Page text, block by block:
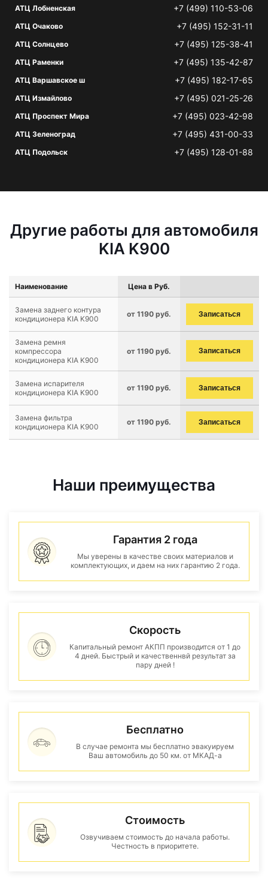
АТЦ Лобненская +7 (499) 110-53-06
АТЦ Очаково +7 (495) 152-31-11
АТЦ Солнцево +7 (495) 125-38-41
АТЦ Раменки +7 (495) 135-42-87
АТЦ Варшавское ш +7 (495) 182-17-65
АТЦ Измайлово +7 (495) 021-25-26
АТЦ Проспект Мира +7 (495) 023-42-98
АТЦ Зеленоград +7 (495) 431-00-33
АТЦ Подольск +7 (495) 128-01-88
Другие работы для автомобиля
KIA K900
Наименование Цена в Руб.
Замена заднего контура
кондиционера KIA K900
от 1190 руб. Записаться
Замена ремня
компрессора
кондиционера KIA K900
от 1190 руб. Записаться
Замена испарителя
кондиционера KIA K900
от 1190 руб. Записаться
Замена фильтра
кондиционера KIA K900
от 1190 руб. Записаться
Наши преимущества
Гарантия 2 года
Мы уверены в качестве своих материалов и
комплектующих, и даем на них гарантию 2 года.
Скорость
Капитальный ремонт АКПП производится от 1 до
4 дней. Быстрый и качественнвй результат за
пару дней !
Бесплатно
В случае ремонта мы бесплатно эвакуируем
Ваш автомобиль до 50 км. от МКАД-а
Стоимость
Озвучиваем стоимость до начала работы.
Честность в приоритете.